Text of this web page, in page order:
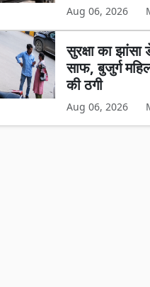
Aug 06, 2026
सुरक्षा का
साफ, बुजुर्ग
की ठगी
Aug 06, 2026